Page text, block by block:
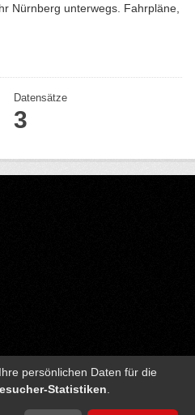
Nürnberg unterwegs. Fahrpläne,
Datensätze
3
persönlichen Daten für die
Statistiken